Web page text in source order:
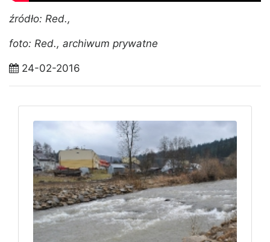
źródło: Red.,
foto: Red., archiwum prywatne
24-02-2016